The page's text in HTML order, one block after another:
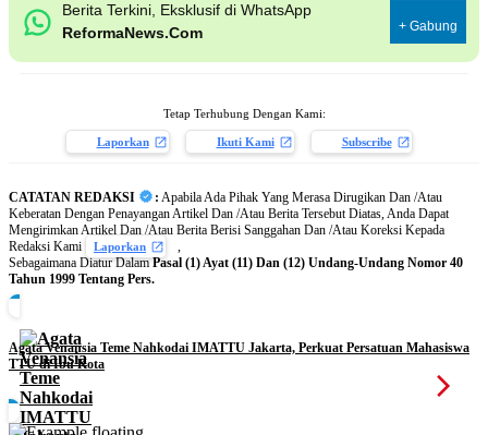
Berita Terkini, Eksklusif di WhatsApp
ReformaNews.Com
+ Gabung
Tetap Terhubung Dengan Kami:
Laporkan Ikuti Kami Subscribe
CATATAN REDAKSI : Apabila Ada Pihak Yang Merasa Dirugikan Dan /Atau
Keberatan Dengan Penayangan Artikel Dan /Atau Berita Tersebut Diatas, Anda Dapat
Mengirimkan Artikel Dan /Atau Berita Berisi Sanggahan Dan /Atau Koreksi Kepada
Redaksi Kami
Laporkan
Sebagaimana Diatur DalamPasal (1) Ayat (11) Dan (12) Undang-Undang Nomor 40
Tahun 1999 Tentang Pers.
Agata Venansia Teme Nahkodai IMATTU Jakarta, Perkuat Persatuan Mahasiswa
TTU di Ibu Kota